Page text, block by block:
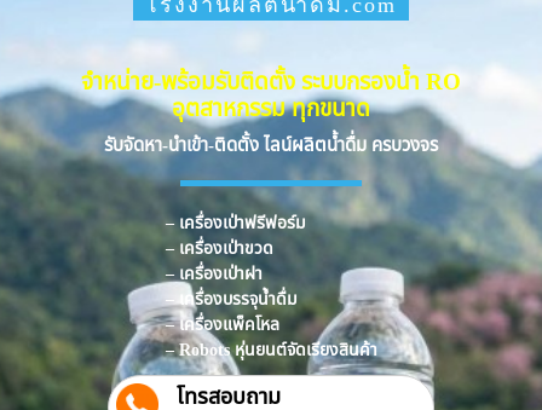
จำหน่าย-พร้อมรับติดตั้ง ระบบกรองน้ำ RO
อุตสาหกรรม ทุกขนาด
รับจัดหา-นำเข้า-ติดตั้ง ไลน์ผลิตน้ำดื่ม ครบวงจร
– เครื่องเป่าฟรีฟอร์ม
– เครื่องเป่าขวด
– เครื่องเป่าฝา
– เครื่องบรรจุน้ำดื่ม
– เครื่องแพ็คโหล
– Robots หุ่นยนต์จัดเรียงสินค้า
โทรสอบถาม